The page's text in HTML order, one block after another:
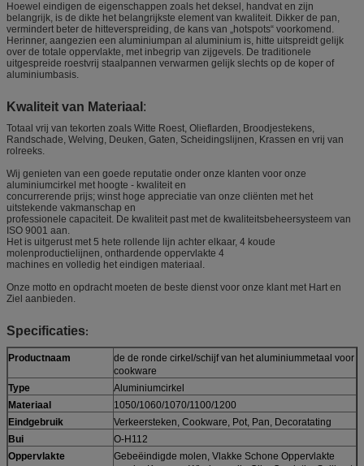
Hoewel eindigen de eigenschappen zoals het deksel, handvat en zijn
belangrijk, is de dikte het belangrijkste element van kwaliteit. Dikker de pan,
vermindert beter de hitteverspreiding, de kans van „hotspots“ voorkomend.
Herinner, aangezien een aluminiumpan al aluminium is, hitte uitspreidt gelijk
over de totale oppervlakte, met inbegrip van zijgevels. De traditionele
uitgespreide roestvrij staalpannen verwarmen gelijk slechts op de koper of
aluminiumbasis.
Kwaliteit van Materiaal :
Totaal vrij van tekorten zoals Witte Roest, Olieflarden, Broodjestekens,
Randschade, Welving, Deuken, Gaten, Scheidingslijnen, Krassen en vrij van
rolreeks.
Wij genieten van een goede reputatie onder onze klanten voor onze
aluminiumcirkel met hoogte - kwaliteit en
concurrerende prijs; winst hoge appreciatie van onze cliënten met het
uitstekende vakmanschap en
professionele capaciteit. De kwaliteit past met de kwaliteitsbeheersysteem van
ISO 9001 aan.
Het is uitgerust met 5 hete rollende lijn achter elkaar, 4 koude
molenproductielijnen, onthardende oppervlakte 4
machines en volledig het eindigen materiaal.
Onze motto en opdracht moeten de beste dienst voor onze klant met Hart en
Ziel aanbieden.
Specificaties:
Productnaam
de de ronde cirkel/schijf van het aluminiummetaal voor
cookware
Type
Aluminiumcirkel
Materiaal
1050/1060/1070/1100/1200
Eindgebruik
Verkeersteken, Cookware, Pot, Pan, Decoratating
Bui
O-H112
Oppervlakte
Gebeëindigde molen, Vlakke Schone Oppervlakte